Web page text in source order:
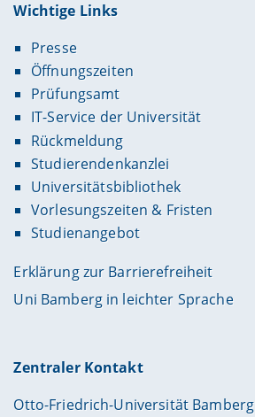
Wichtige Links
Presse
Öffnungszeiten
Prüfungsamt
IT-Service der Universität
Rückmeldung
Studierendenkanzlei
Universitätsbibliothek
Vorlesungszeiten & Fristen
Studienangebot
Erklärung zur Barrierefreiheit
Uni Bamberg in leichter Sprache
Zentraler Kontakt
Otto-Friedrich-Universität Bamberg